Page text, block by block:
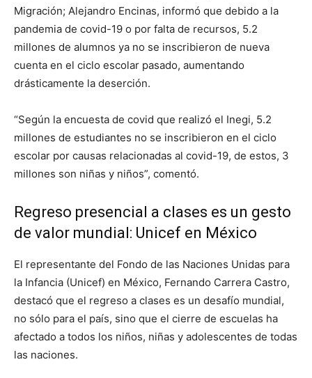
Migración; Alejandro Encinas, informó que debido a la
pandemia de covid-19 o por falta de recursos, 5.2
millones de alumnos ya no se inscribieron de nueva
cuenta en el ciclo escolar pasado, aumentando
drásticamente la deserción.
“Según la encuesta de covid que realizó el Inegi, 5.2
millones de estudiantes no se inscribieron en el ciclo
escolar por causas relacionadas al covid-19, de estos, 3
millones son niñas y niños”, comentó.
Regreso presencial a clases es un gesto
de valor mundial: Unicef en México
El representante del Fondo de las Naciones Unidas para
la Infancia (Unicef) en México, Fernando Carrera Castro,
destacó que el regreso a clases es un desafío mundial,
no sólo para el país, sino que el cierre de escuelas ha
afectado a todos los niños, niñas y adolescentes de todas
las naciones.